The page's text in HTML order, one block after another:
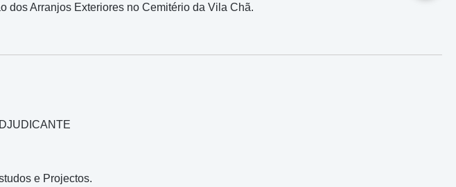
dos Arranjos Exteriores no Cemitério da Vila Chã.
e Projectos.